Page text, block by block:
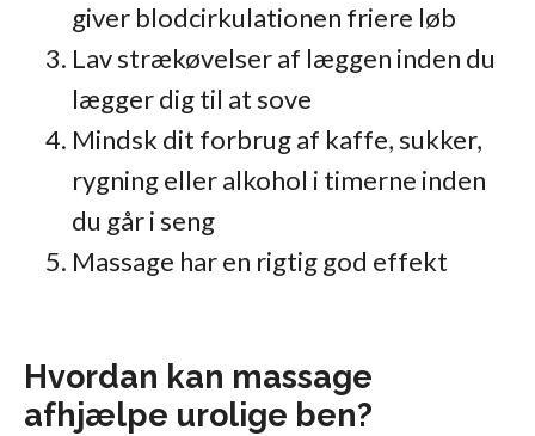
giver blodcirkulationen friere løb
Lav strækøvelser af læggen inden du
lægger dig til at sove
Mindsk dit forbrug af kaffe, sukker,
rygning eller alkohol i timerne inden
du går i seng
Massage har en rigtig god effekt
Hvordan kan massage
afhjælpe urolige ben?